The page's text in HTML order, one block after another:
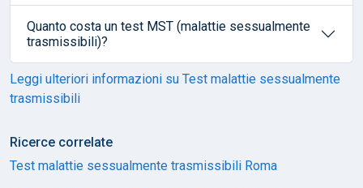
Quanto costa un test MST (malattie sessualmente
trasmissibili)?
Leggi ulteriori informazioni su Test malattie sessualmente
trasmissibili
Ricerce correlate
Test malattie sessualmente trasmissibili Roma